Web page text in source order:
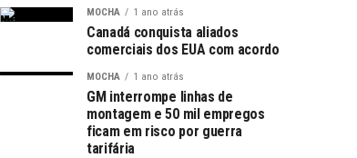
MOCHA 1 ano atrás
Canadá conquista aliados
comerciais dos EUA com acordo
MOCHA 1 ano atrás
GM interrompe linhas de
montagem e 50 mil empregos
ficam em risco por guerra
tarifária